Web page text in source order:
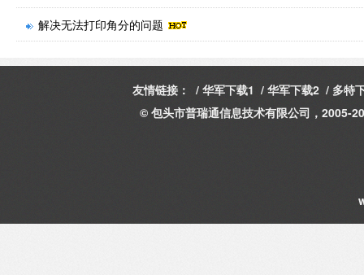
解决无法打印角分的问题
友情链接： / 华军下载1 / 华军下载2 / 多特
© 包头市普瑞通信息技术有限公司，2005-